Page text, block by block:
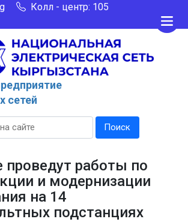
Колл - центр: 105
сетей
Поиск
работы по
и модернизации
на 14
подстанциях